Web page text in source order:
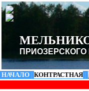
НАЧАЛО | КОНТРАСТНАЯ |